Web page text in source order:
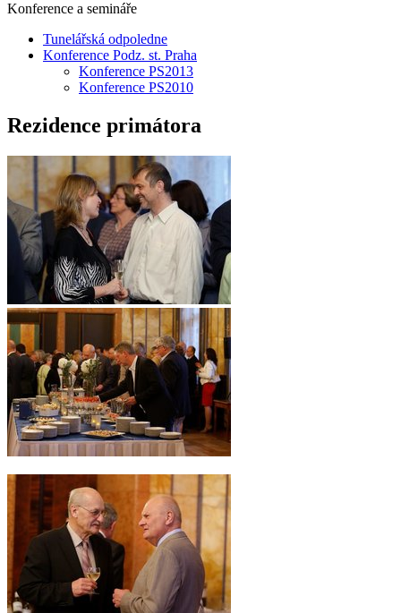
Konference a semináře
Tunelářská odpoledne
Konference Podz. st. Praha
Konference PS2013
Konference PS2010
Rezidence primátora